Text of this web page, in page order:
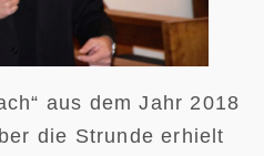
aus dem Jahr 2018
die Strunde erhielt